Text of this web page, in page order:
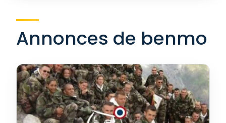
Annonces de benmo